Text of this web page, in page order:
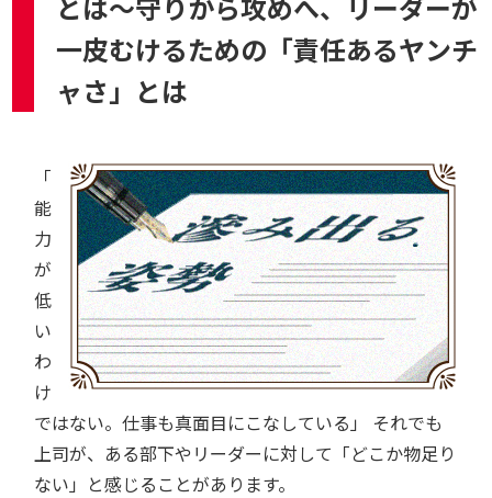
一皮むけるための「責任あるヤンチ
ャさ」とは
「
能
力
が
低
い
わ
け
ではない。仕事も真面目にこなしている」 それでも
上司が、ある部下やリーダーに対して「どこか物足り
ない」と感じることがあります。